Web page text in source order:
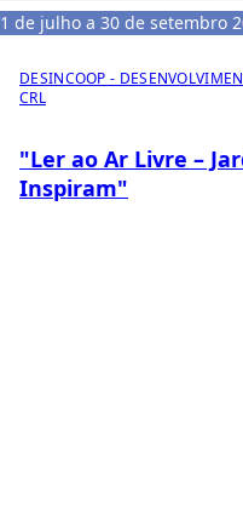
1 de julho a 30 de setembro
DESINCOOP -
CRL
"Ler ao Ar Livre –
Inspiram"